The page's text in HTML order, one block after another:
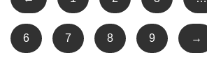
6 7 8 9 →